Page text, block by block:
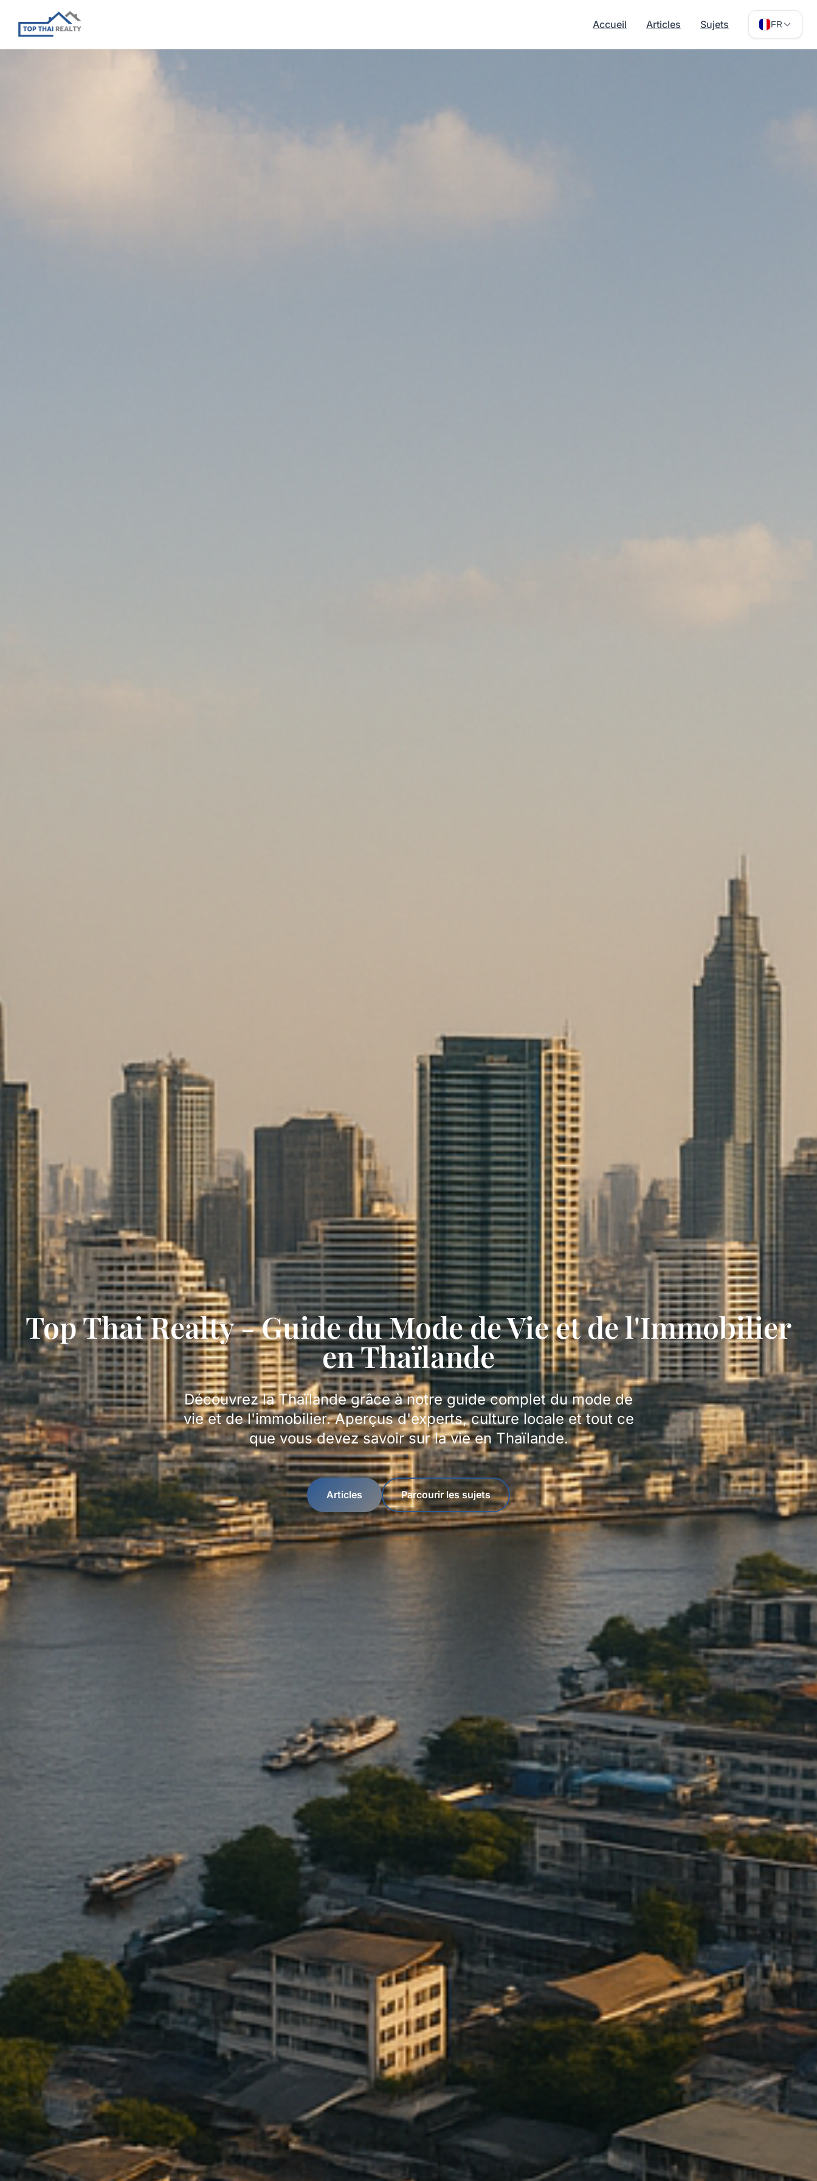
Accueil Articles Sujets FR
Top Thai Realty - Guide du Mode de Vie et de l'Immobilier
en Thaïlande
Découvrez la Thaïlande grâce à notre guide complet du mode de
vie et de l'immobilier. Aperçus d'experts, culture locale et tout ce
que vous devez savoir sur la vie en Thaïlande.
Articles Parcourir les sujets